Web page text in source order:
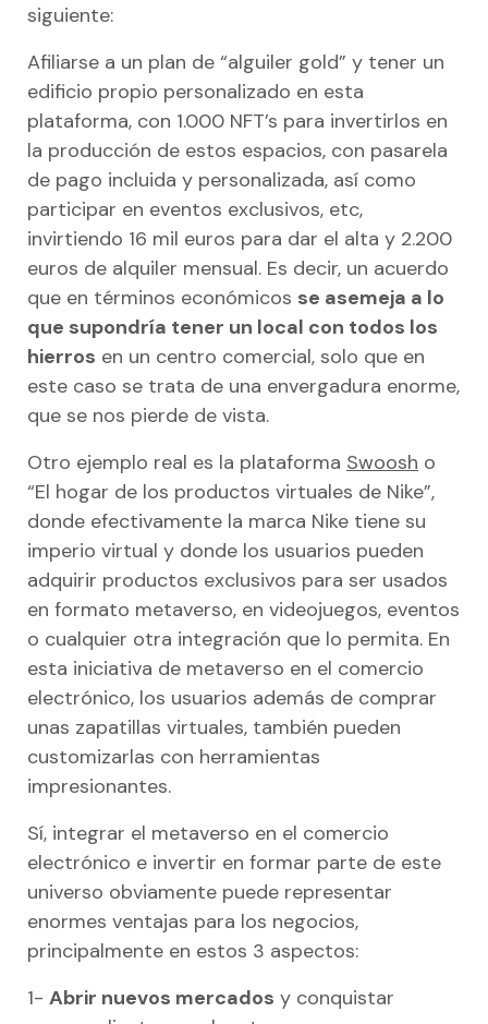
siguiente:
Afiliarse a un plan de “alguiler gold” y tener un
edificio propio personalizado en esta
plataforma, con 1.000 NFT’s para invertirlos en
la producción de estos espacios, con pasarela
de pago incluida y personalizada, así como
participar en eventos exclusivos, etc,
invirtiendo 16 mil euros para dar el alta y 2.200
euros de alquiler mensual. Es decir, un acuerdo
que en términos económicos se asemeja a lo
que supondría tener un local con todos los
hierros en un centro comercial, solo que en
este caso se trata de una envergadura enorme,
que se nos pierde de vista.
Otro ejemplo real es la plataforma Swoosh o
“El hogar de los productos virtuales de Nike”,
donde efectivamente la marca Nike tiene su
imperio virtual y donde los usuarios pueden
adquirir productos exclusivos para ser usados
en formato metaverso, en videojuegos, eventos
o cualquier otra integración que lo permita. En
esta iniciativa de metaverso en el comercio
electrónico, los usuarios además de comprar
unas zapatillas virtuales, también pueden
customizarlas con herramientas
impresionantes.
Sí, integrar el metaverso en el comercio
electrónico e invertir en formar parte de este
universo obviamente puede representar
enormes ventajas para los negocios,
principalmente en estos 3 aspectos:
1- Abrir nuevos mercados y conquistar